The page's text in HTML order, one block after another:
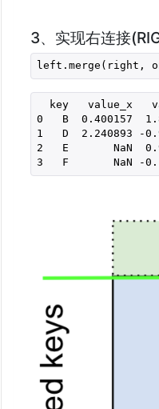
3、实现右连接
left.merge(right,
key   value_x
0   B  0.400157
1   D  2.240893 -
2   E       NaN
3   F       NaN -